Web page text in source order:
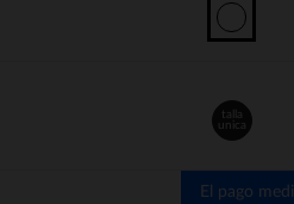
talla
unica
El pago